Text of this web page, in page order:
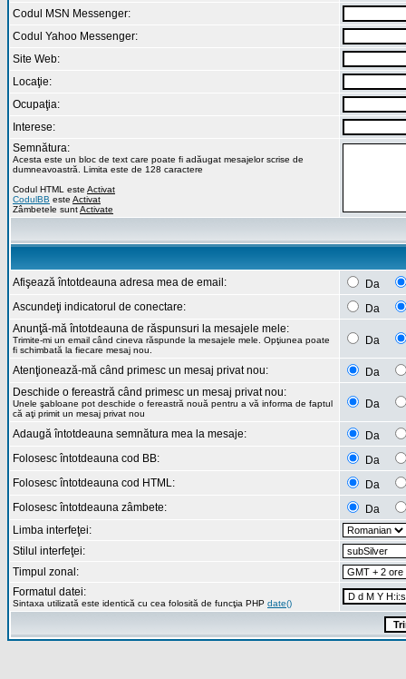
Codul MSN Messenger:
Codul Yahoo Messenger:
Site Web:
Locaţie:
Ocupaţia:
Interese:
Semnătura:
Acesta este un bloc de text care poate fi adăugat mesajelor scrise de
dumneavoastră. Limita este de 128 caractere
Codul HTML este Activat
CodulBB este Activat
Zâmbetele suntActivate
Afişează întotdeauna adresa mea de email:
Da
Ascundeţi indicatorul de conectare:
Da
Anunţă-mă întotdeauna de răspunsuri la mesajele mele:
Trimite-mi un email când cineva răspunde la mesajele mele. Opţiunea poate
fi schimbată la fiecare mesaj nou.
Da
Atenţionează-mă când primesc un mesaj privat nou:
Da
Deschide o fereastră când primesc un mesaj privat nou:
Unele şabloane pot deschide o fereastră nouă pentru a vă informa de faptul
că aţi primit un mesaj privat nou
Da
Adaugă întotdeauna semnătura mea la mesaje:
Da
Folosesc întotdeauna cod BB:
Da
Folosesc întotdeauna cod HTML:
Da
Folosesc întotdeauna zâmbete:
Da
Limba interfeţei:
Stilul interfeţei:
Timpul zonal:
Formatul datei:
Sintaxa utilizată este identică cu cea folosită de funcţia PHP date()